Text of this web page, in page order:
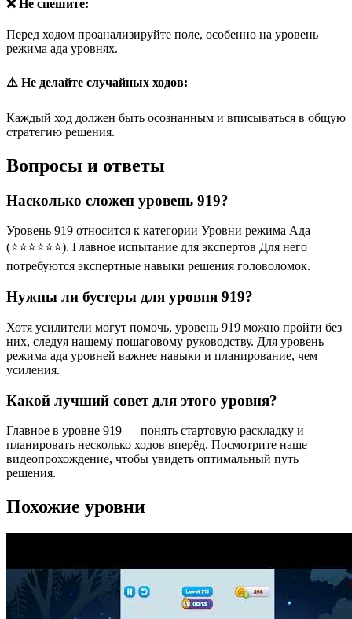
❌ Не спешите:
Перед ходом проанализируйте поле, особенно на уровень
режима ада уровнях.
⚠️ Не делайте случайных ходов:
Каждый ход должен быть осознанным и вписываться в общую
стратегию решения.
Вопросы и ответы
Насколько сложен уровень 919?
Уровень 919 относится к категории Уровни режима Ада
(⭐⭐⭐⭐⭐⭐). Главное испытание для экспертов Для него
потребуются экспертные навыки решения головоломок.
Нужны ли бустеры для уровня 919?
Хотя усилители могут помочь, уровень 919 можно пройти без
них, следуя нашему пошаговому руководству. Для уровень
режима ада уровней важнее навыки и планирование, чем
усиления.
Какой лучший совет для этого уровня?
Главное в уровне 919 — понять стартовую раскладку и
планировать несколько ходов вперёд. Посмотрите наше
видеопрохождение, чтобы увидеть оптимальный путь
решения.
Похожие уровни